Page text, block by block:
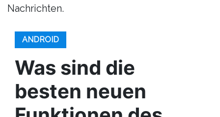
Nachrichten.
ANDROID
Was sind die
besten neuen